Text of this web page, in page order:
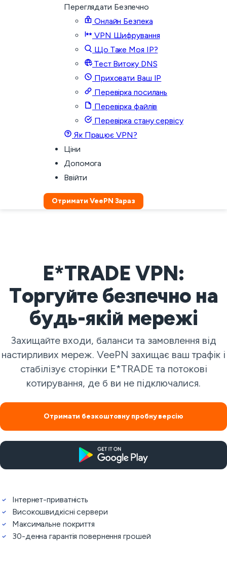
Переглядати Безпечно
Онлайн Безпека
VPN Шифрування
Що Таке Моя IP?
Тест Витоку DNS
Приховати Ваш IP
Перевірка посилань
Перевірка файлів
Перевірка стану сервісу
Як Працює VPN?
Ціни
Допомога
Ввійти
Отримати VeePN Зараз
E*TRADE VPN:
Торгуйте безпечно на
будь-якій мережі
Захищайте входи, баланси та замовлення від
настирливих мереж. VeePN захищає ваш трафік і
стабілізує сторінки E*TRADE та потокові
котирування, де б ви не підключалися.
Отримати безкоштовну пробну версію
Інтернет-приватність
Високошвидкісні сервери
Максимальне покриття
30-денна гарантія повернення грошей